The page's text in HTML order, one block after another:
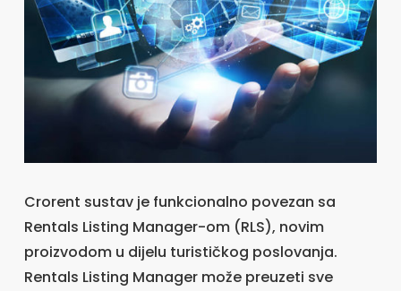
Crorent sustav je funkcionalno povezan sa
Rentals Listing Manager-om (RLS), novim
proizvodom u dijelu turističkog poslovanja.
Rentals Listing Manager može preuzeti sve